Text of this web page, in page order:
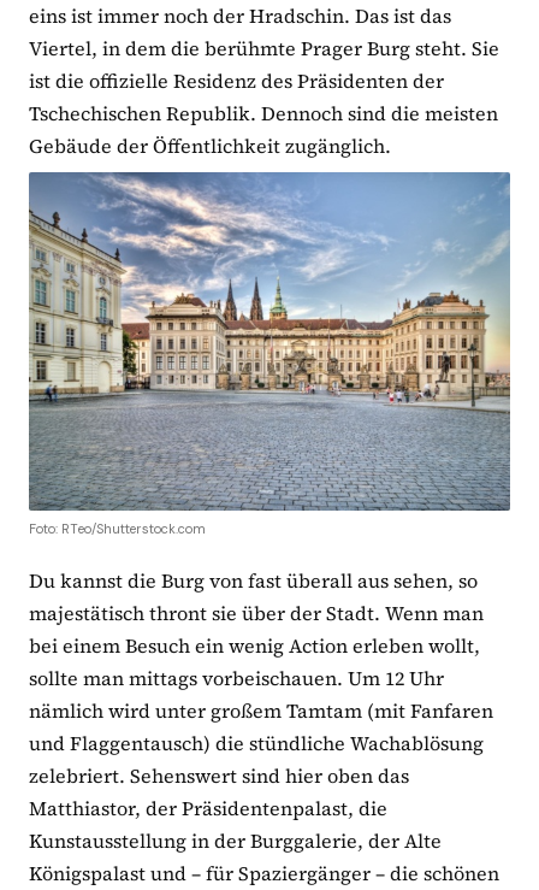
eins ist immer noch der Hradschin. Das ist das
Viertel, in dem die berühmte Prager Burg steht. Sie
ist die offizielle Residenz des Präsidenten der
Tschechischen Republik. Dennoch sind die meisten
Gebäude der Öffentlichkeit zugänglich.
Foto: RTeo/Shutterstock.com
Du kannst die Burg von fast überall aus sehen, so
majestätisch thront sie über der Stadt. Wenn man
bei einem Besuch ein wenig Action erleben wollt,
sollte man mittags vorbeischauen. Um 12 Uhr
nämlich wird unter großem Tamtam (mit Fanfaren
und Flaggentausch) die stündliche Wachablösung
zelebriert. Sehenswert sind hier oben das
Matthiastor, der Präsidentenpalast, die
Kunstausstellung in der Burggalerie, der Alte
Königspalast und – für Spaziergänger – die schönen